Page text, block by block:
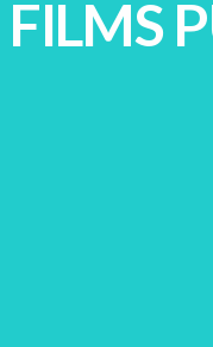
FILMS